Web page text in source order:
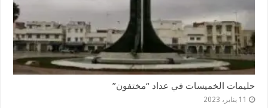
حليمات الخميسات في عداد “مختفون”
11 يناير، 2023